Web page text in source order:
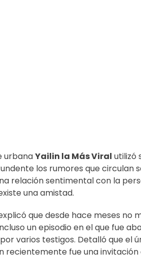
urbanaYailin la Más Viral utilizó
los rumores que circulan
relación sentimental con la
una amistad.
que desde hace meses no
un episodio en el que fue
varios testigos. Detalló que el
recientemente fue una